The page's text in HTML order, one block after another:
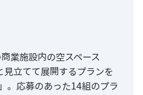
業施設内の空スペース
見立てて展開するプランを
。応募のあった14組のプラ